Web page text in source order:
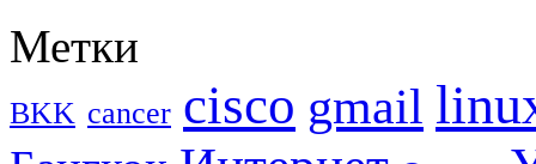
Метки
BKK cancer cisco gmail